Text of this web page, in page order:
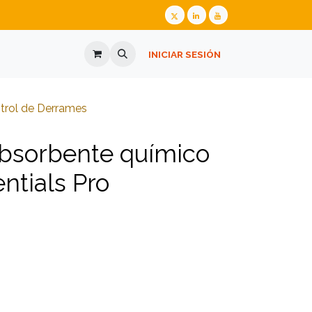
GAFAS GRADUADAS PREGUNTES FREQÜENTS
INICIAR SESIÓN
de Derrames
químico
Pro